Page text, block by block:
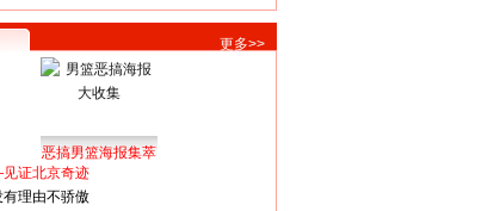
更多>>
恶搞男篮海报集萃
证北京奇迹
理由不骄傲